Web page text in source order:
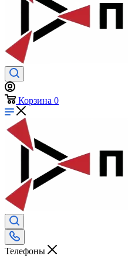
Корзина 0